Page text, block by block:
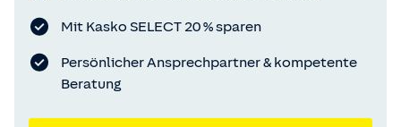
Mit Kasko SELECT 20 % sparen
Persönlicher Ansprechpartner & kompetente
Beratung